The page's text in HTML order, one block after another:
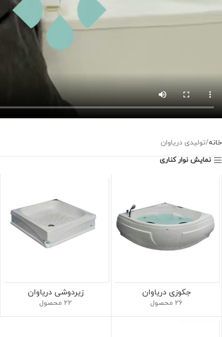
خانه تولیدی دریاوان
نمایش نوار کناری
جکوزی دریاوان
26 محصول
زیردوشی دریاوان
22 محصول